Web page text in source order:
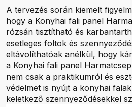
A tervezés során kiemelt
hogy a Konyhai fali panel
rózsán tisztítható és
esetleges foltok és
eltávolíthatóak anélkül, hogy
a Konyhai fali panel
nem csak a praktikumról és
védelmet is nyújt a konyhai
keletkező szennyeződésekkel